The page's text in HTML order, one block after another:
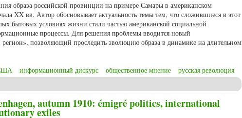
образа российской провинции на примере Самары в американском
XX вв. Автор обосновывает актуальность темы тем, что сложившиеся в этот
бытовых условиях жизни стали частью американской социальной
процессы. Для решения проблемы вводится новый
позволяющий проследить эволюцию образа в динамике на длительном
информационный дискурс общественное мнение русская революция
autumn 1910: émigré politics, international
exiles